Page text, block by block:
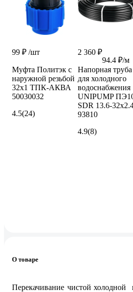
99 ₽ /шт
Муфта Политэк с
наружной резьбой
32х1 ТПК-АКВА
50030032
4.5(24)
2 360 ₽
94.4 ₽/м
Напорная труба
для холодного
водоснабжения
UNIPUMP
SDR 13.6-
93810
4.9(8)
О товаре
Перекачивание чистой холодной